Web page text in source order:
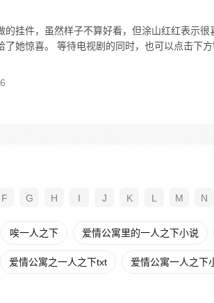
的挂件，虽然样子不算好看，但涂山红红表示
了她惊喜。 等待电视剧的同时，也可以点击下
F G H I J K L M N
唉一人之下 爱情公寓里的一人之下小说
爱情公寓之一人之下txt 爱情公寓一人之下